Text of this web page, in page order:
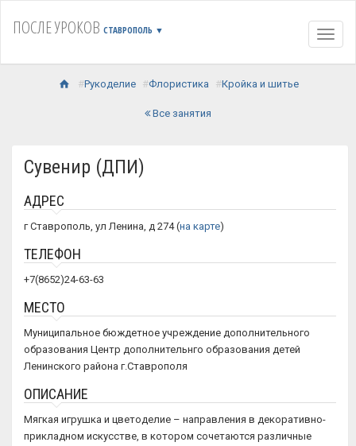
ПОСЛЕ УРОКОВ СТАВРОПОЛЬ ▼
Рукоделие Флористика Кройка и шитье
Все занятия
Сувенир (ДПИ)
АДРЕС
г Ставрополь, ул Ленина, д 274 (на карте)
ТЕЛЕФОН
+7(8652)24-63-63
МЕСТО
Муниципальное бюждетное учреждение дополнительного
образования Центр дополнительнго образования детей
Ленинского района г.Ставрополя
ОПИСАНИЕ
Мягкая игрушка и цветоделие – направления в декоративно-
прикладном искусстве, в котором сочетаются различные